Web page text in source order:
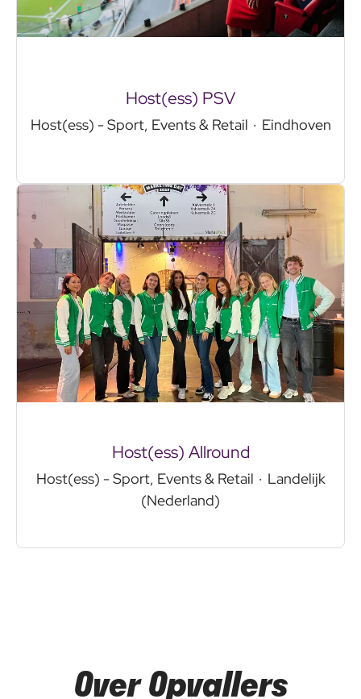
Host(ess) PSV
Host(ess) - Sport, Events & Retail · Eindhoven
Host(ess) Allround
Host(ess) - Sport, Events & Retail · Landelijk
(Nederland)
Over Opvallers